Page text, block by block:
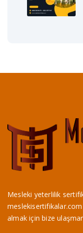
Mesleki yeterlilik
almak için bize